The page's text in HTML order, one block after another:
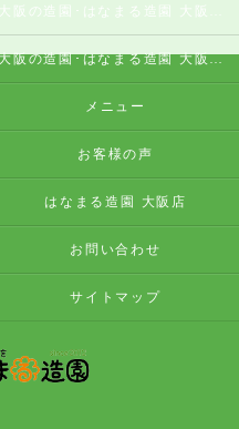
大阪の造園･はなまる造園 大阪店のお客様の声
メニュー
お客様の声
はなまる造園 大阪店
お問い合わせ
サイトマップ